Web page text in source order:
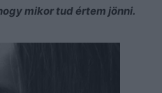
mikor tud értem jönni.